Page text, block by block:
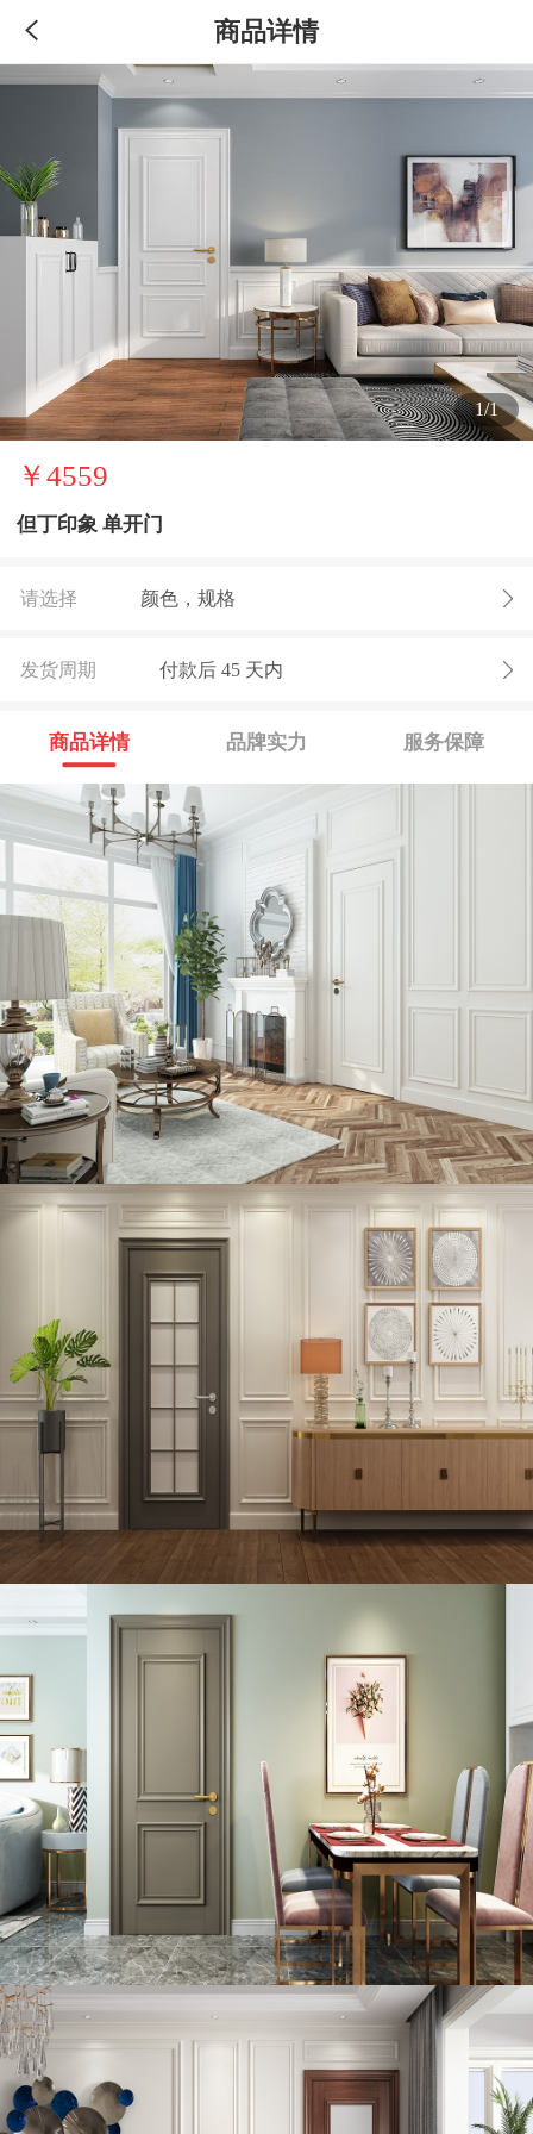
商品详情
1/1
￥4559
但丁印象 单开门
请选择 颜色，规格
发货周期 付款后45 天内
商品详情 品牌实力 服务保障